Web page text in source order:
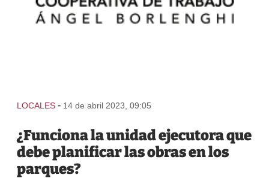
LOCALES - 14 de abril 2023, 09:05
¿Funciona la unidad ejecutora que
debe planificar las obras en los
parques?